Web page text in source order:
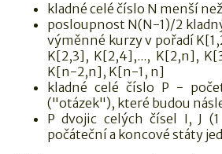
kladné celé číslo N menší
posloupnost N(N-1)/2
výměnné kurzy v pořadí
K[2,3], K[2,4],..., K[2,n],
K[n-2,n], K[n-1, n]
kladné celé číslo P -
("otázek"), které budou
P dvojic celých čísel I, J
počáteční a koncové státy